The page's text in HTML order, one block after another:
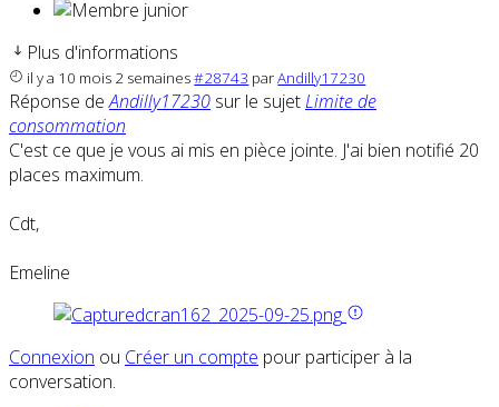
Plus d'informations
il y a 10 mois 2 semaines#28743 parAndilly17230
Réponse deAndilly17230 sur le sujetLimite de
consommation
C'est ce que je vous ai mis en pièce jointe. J'ai bien notifié 20
places maximum.
Cdt,
Emeline
Connexion ou Créer un compte pour participer à la
conversation.